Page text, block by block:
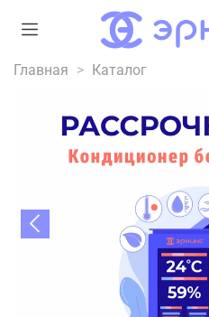
Главная Каталог